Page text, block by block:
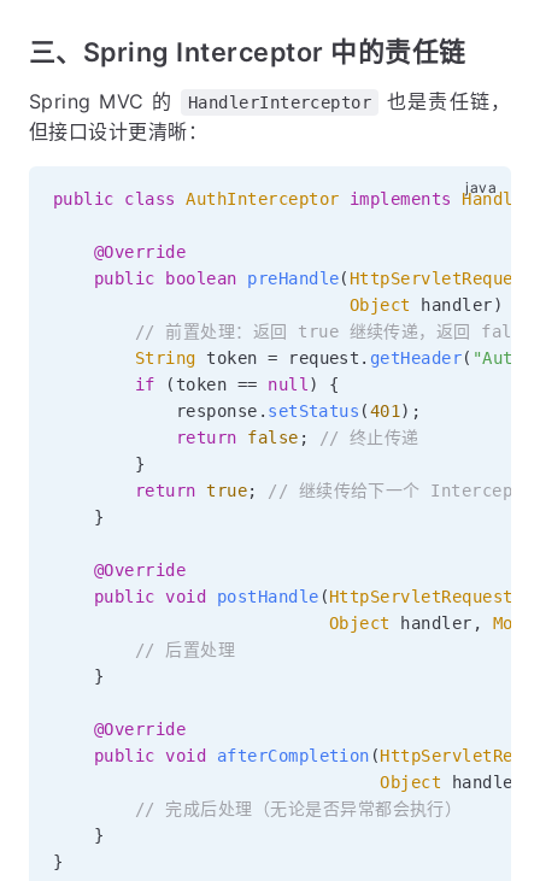
三、Spring Interceptor 中的责任链
Spring MVC 的 HandlerInterceptor
也是责任链，
但接口设计更清晰：
public class AuthInterceptor implements
@Override
public
boolean preHandle( HttpServletRequest
Object
handler)
// 前置处理：返回 true 继续传递，返回 false
String token = request . getHeader(
if
( token == null )
{
            response
. setStatus (401 ) ;
return
false ;
// 终止传递
}
return true;
// 继续传给下一个
}
@Override
public void postHandle (HttpServletRequest
Object
handler ,
// 后置处理
}
@Override
public void afterCompletion (
Object handler
// 完成后处理（无论是否异常都会执行）
}
}